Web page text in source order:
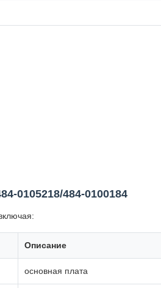
0105218/484-0100184
Описание
основная плата